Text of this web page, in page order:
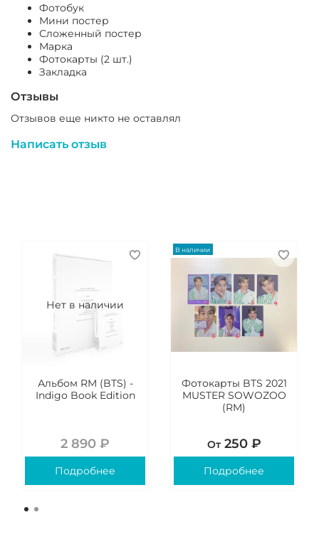
Фотобук
Мини постер
Сложенный постер
Марка
Фотокарты (2 шт.)
Закладка
Отзывы
Отзывов еще никто не оставлял
Написать отзыв
Нет в наличии
Альбом RM (BTS) -
Indigo Book Edition
2 890 ₽
Подробнее
В наличии
Фотокарты BTS 2021
MUSTER SOWOZOO
(RM)
От250 ₽
Подробнее